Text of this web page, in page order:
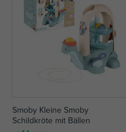
Smoby Kleine Smoby
Schildkröte mit Bällen